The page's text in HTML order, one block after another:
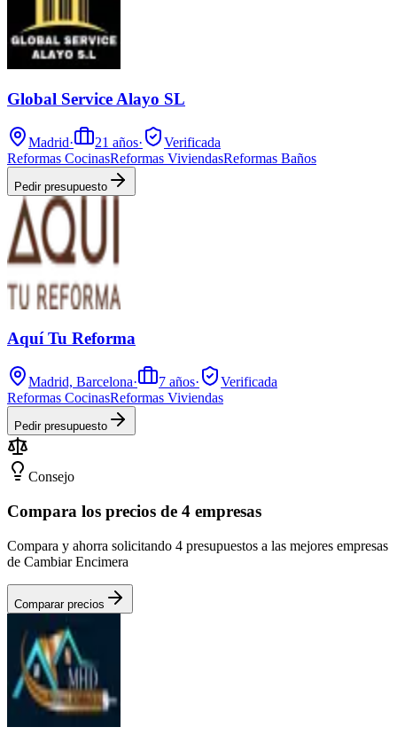
Global Service Alayo SL
Madrid· 21 años·
Verificada
Reformas CocinasReformas ViviendasReformas Baños
Pedir presupuesto
Aquí Tu Reforma
Madrid, Barcelona· 7 años·
Verificada
Reformas CocinasReformas Viviendas
Pedir presupuesto
Consejo
Compara los precios de 4 empresas
Compara y ahorra solicitando 4 presupuestos a las mejores empresas
de Cambiar Encimera
Comparar precios